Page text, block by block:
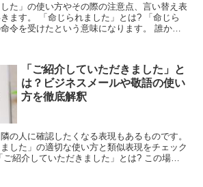
た」の使い方やその際の注意点、言い替え表
ます。 「命じられました」とは? 「命じら
令を受けたという意味になります。 誰かか
「ご紹介していただきました」と
は？ビジネスメールや敬語の使い
方を徹底解釈
の人に確認したくなる表現もあるものです。
した」の適切な使い方と類似表現をチェック
ご紹介していただきました」とは? この場合